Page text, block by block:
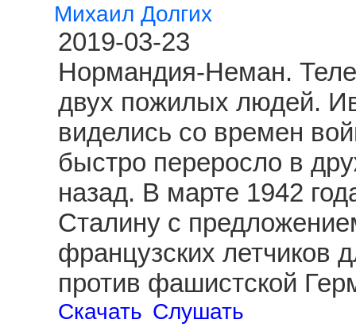
Михаил Долгих
2019-03-23
Нормандия-Неман.
двух пожилых людей.
виделись со времен
быстро переросло в
назад. В марте 1942
Сталину с
французских летчиков
против фашистской
Скачать Слушать